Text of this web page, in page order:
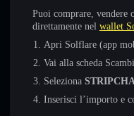
Puoi comprare, vendere
direttamente nel wallet
Apri Solflare (app
Vai alla scheda
Seleziona
Inserisci l’importo e